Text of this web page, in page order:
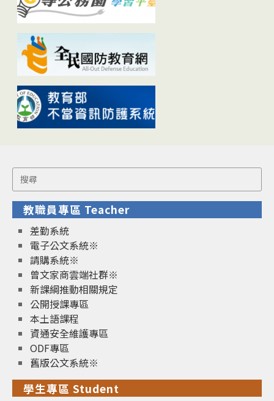
Search
for:
教職員專區 Teacher
差勤系統
電子公文系統※
請購系統※
曾文家商雲端社群※
新課綱推動相關規定
公開授課專區
本土語課程
資通安全維護專區
ODF專區
舊版公文系統※
學生專區 Student